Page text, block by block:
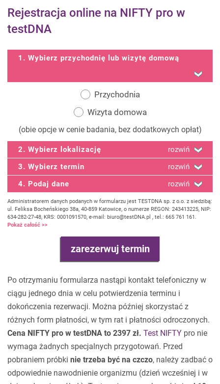
Rejestracja online na NIFTY pro w
testDNA
1. Wybierz przychodnię lub wizytę domową
Przychodnia
Wizyta domowa
(obie opcje w cenie badania, bez dodatkowych opłat)
2. Wybierz lokalizację
rozwiń
3. Wybierz termin
rozwiń
4. Podaj dane
rozwiń
Administratorem danych podanych w formularzu jest TESTDNA sp. z o.o. z siedzibą:
ul. Feliksa Bocheńskiego 38a, 40-859 Katowice, o numerze REGON: 243413225, NIP:
634-282-27-48, KRS: 0001091570, e-mail: biuro@testDNA.pl , tel.: 665 761 161.
Pokaż całość >>
Po otrzymaniu formularza nastąpi kontakt telefoniczny w
ciągu jednego dnia w celu potwierdzenia terminu i
dokończenia rezerwacji. Można później skorzystać z
różnych form płatności, w tym rat i płatności odroczonych.
Cena NIFTY pro w testDNA to 2397 zł. Test NIFTY pro nie
wymaga żadnych specjalnych przygotowań. Przed
pobraniem próbki nie trzeba być na czczo, należy zadbać o
odpowiednie nawodnienie organizmu (dzień wcześniej i w